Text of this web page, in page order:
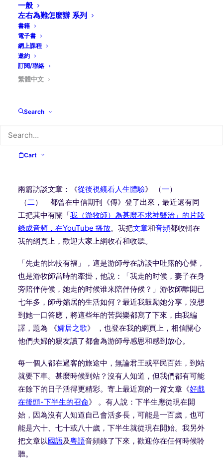
一般
左右為難怎麼辦 系列
書籍
電子書
網上課程
邀約
訂閱/聯絡
繁體中文
Search
Cart
人心深處所渴求的遠超過眼前、肉眼所能及的世情。
貝大衛（David Brooks）在他的著作”
Character”
職信所列出的優點 (resume virtues)很不一樣，後者要
求學識、技能與成就；
格所流露衷心的禮讚。
期胰臟癌，
他一生所重視的誠信、
我來說，只有與家人、同工、
兩篇訪談文章：《從後視鏡看人生體驗》 （一）
（二） 都曾在中信期刊《傳》登了出來，最近還有同
工把其中有關「我（游牧師）為甚麼不求神醫治」的片段
錄成音頻，在YouTube 播放。我把文章和音頻都收輯在
我的網頁上， 歡迎大家上網收看和收聽。
「先走的比較有福」，這是游師母在訪談中吐露的心聲，
也是游牧師當時的牽掛，他說：「我走的时候， 妻子在身
旁陪伴侍候，她走的时候谁来陪伴侍候？」 游牧師離開已
七年多，師母孀居的生活如何？最近我鼓勵她分享， 沒想
到她一口答應，將這些年的苦與樂都寫了下來，由我編
譯，題為 《孀居之歌》 ，也登在我的網頁上， 相信關心
他們夫婦的親友讀了都會為游師母感恩和感到放心。
每一個人都在過客的旅途中，無論君王或平民百姓，到站
就要下車。 甚麼時候到站？沒有人知道， 但我們都有可能
在餘下的日子活得更精彩。寄上最近寫的一篇文章《好戲
在後頭-下半生的召命》 。有人說：下半生應從現在開
始，因為沒有人知道自己會活多長， 可能是一百歲，也可
能是六十、七十或八十歲， 下半生就從現在開始。我另外
把文章以國語及粵語音頻錄了下來， 歡迎你在任何時候聆
聽。